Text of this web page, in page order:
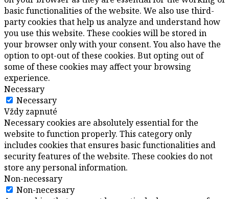
basic functionalities of the website. We also use third-
party cookies that help us analyze and understand how
you use this website. These cookies will be stored in
your browser only with your consent. You also have the
option to opt-out of these cookies. But opting out of
some of these cookies may affect your browsing
experience.
Necessary
Necessary
Vždy zapnuté
Necessary cookies are absolutely essential for the
website to function properly. This category only
includes cookies that ensures basic functionalities and
security features of the website. These cookies do not
store any personal information.
Non-necessary
Non-necessary